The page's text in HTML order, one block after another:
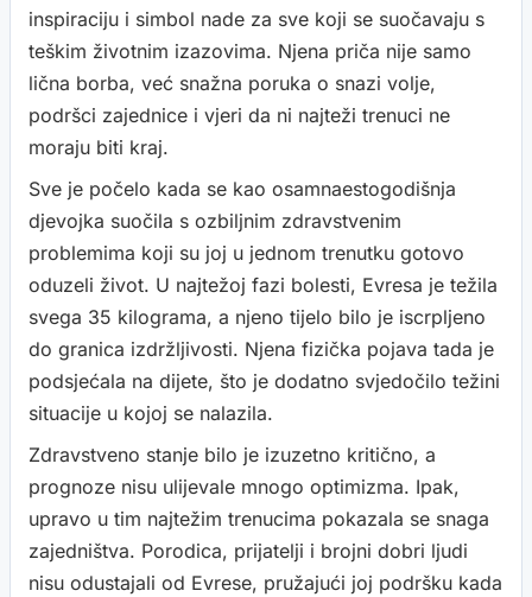
inspiraciju i simbol nade za sve koji se suočavaju s
teškim životnim izazovima. Njena priča nije samo
lična borba, već snažna poruka o snazi volje,
podršci zajednice i vjeri da ni najteži trenuci ne
moraju biti kraj.
Sve je počelo kada se kao osamnaestogodišnja
djevojka suočila s ozbiljnim zdravstvenim
problemima koji su joj u jednom trenutku gotovo
oduzeli život. U najtežoj fazi bolesti, Evresa je težila
svega 35 kilograma, a njeno tijelo bilo je iscrpljeno
do granica izdržljivosti. Njena fizička pojava tada je
podsjećala na dijete, što je dodatno svjedočilo težini
situacije u kojoj se nalazila.
Zdravstveno stanje bilo je izuzetno kritično, a
prognoze nisu ulijevale mnogo optimizma. Ipak,
upravo u tim najtežim trenucima pokazala se snaga
zajedništva. Porodica, prijatelji i brojni dobri ljudi
nisu odustajali od Evrese, pružajući joj podršku kada